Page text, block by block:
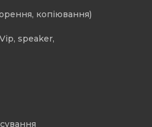
копіювання)
speaker,